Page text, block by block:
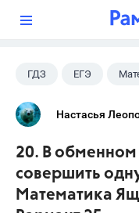
ГДЗ ЕГЭ
Настасья
20. В
совершить
Математика